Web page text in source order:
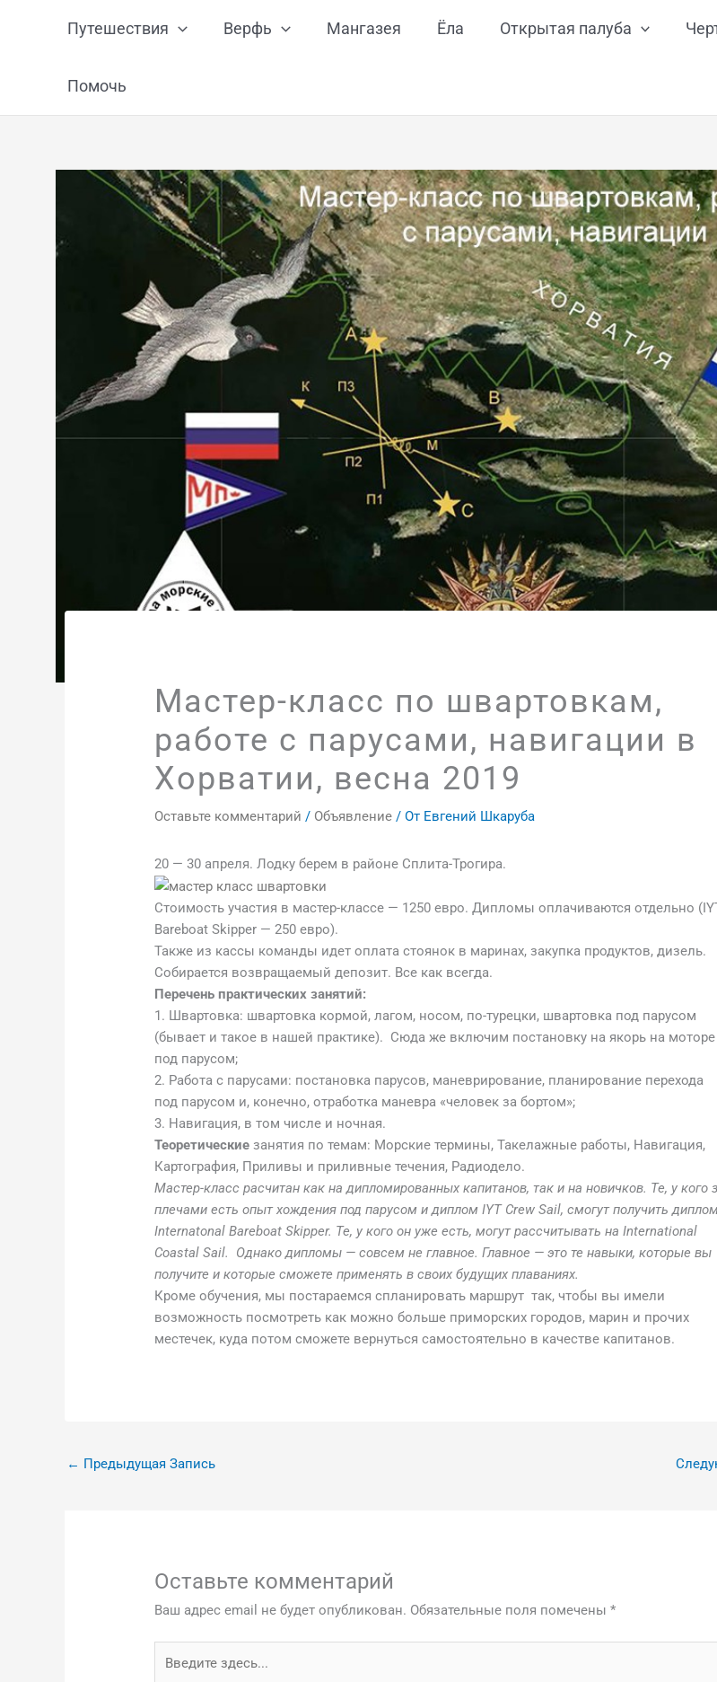
Путешествия Верфь Мангазея Ёла Открытая палуба
Помочь
Мастер-класс по швартовкам,
работе с парусами, навигации в
Хорватии, весна 2019
Оставьте комментарий / Объявление / От Евгений Шкаруба
20 — 30 апреля. Лодку берем в районе Сплита-Трогира.
Стоимость участия в мастер-классе — 1250 евро. Дипломы оплачиваются отдельно
Bareboat Skipper — 250 евро).
Также из кассы команды идет оплата стоянок в маринах, закупка продуктов, дизель.
Собирается возвращаемый депозит. Все как всегда.
Перечень практических занятий:
1. Швартовка: швартовка кормой, лагом, носом, по-турецки, швартовка под парусом
(бывает и такое в нашей практике). Сюда же включим постановку на якорь на моторе
под парусом;
2. Работа с парусами: постановка парусов, маневрирование, планирование перехода
под парусом и, конечно, отработка маневра «человек за бортом»;
3. Навигация, в том числе и ночная.
Теоретические занятия по темам: Морские термины, Такелажные работы, Навигация,
Картография, Приливы и приливные течения, Радиодело.
Мастер-класс расчитан как на дипломированных капитанов, так и на новичков. Те, у кого
плечами есть опыт хождения под парусом и диплом IYT Crew Sail, смогут получить
Internatonal Bareboat Skipper. Те, у кого он уже есть, могут рассчитывать на International
Coastal Sail. Однако дипломы — совсем не главное. Главное — это те навыки, которые вы
получите и которые сможете применять в своих будущих плаваниях.
Кроме обучения, мы постараемся спланировать маршрут так, чтобы вы имели
возможность посмотреть как можно больше приморских городов, марин и прочих
местечек, куда потом сможете вернуться самостоятельно в качестве капитанов.
← Предыдущая Запись
Оставьте комментарий
Ваш адрес email не будет опубликован. Обязательные поля помечены*
здесь...